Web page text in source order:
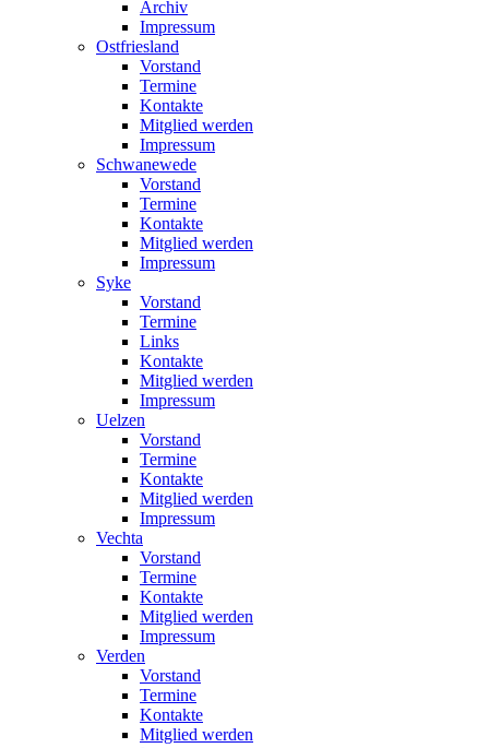
Archiv
Impressum
Ostfriesland
Vorstand
Termine
Kontakte
Mitglied werden
Impressum
Schwanewede
Vorstand
Termine
Kontakte
Mitglied werden
Impressum
Syke
Vorstand
Termine
Links
Kontakte
Mitglied werden
Impressum
Uelzen
Vorstand
Termine
Kontakte
Mitglied werden
Impressum
Vechta
Vorstand
Termine
Kontakte
Mitglied werden
Impressum
Verden
Vorstand
Termine
Kontakte
Mitglied werden